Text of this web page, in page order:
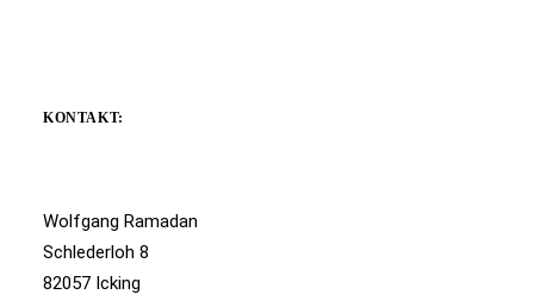
KONTAKT:
Wolfgang Ramadan
Schlederloh 8
82057 Icking